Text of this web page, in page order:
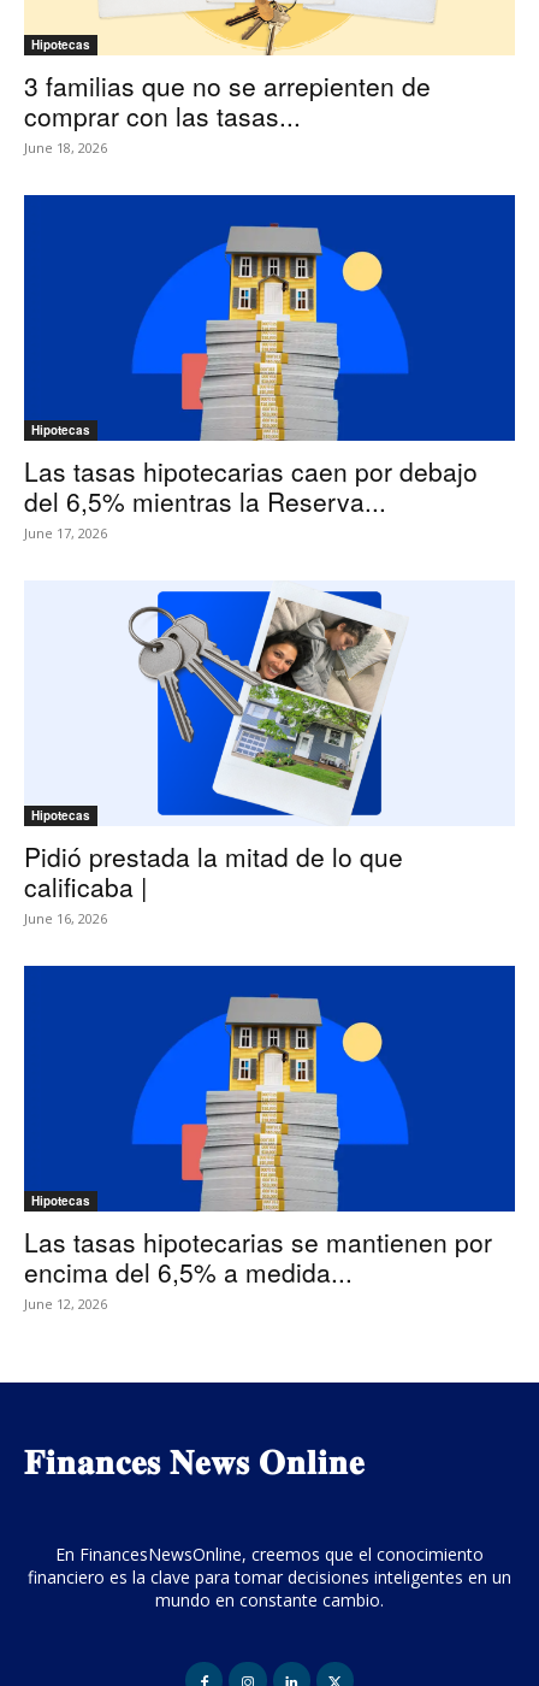
Hipotecas
3 familias que no se arrepienten de
comprar con las tasas...
June 18, 2026
Hipotecas
Las tasas hipotecarias caen por debajo
del 6,5% mientras la Reserva...
June 17, 2026
Hipotecas
Pidió prestada la mitad de lo que
calificaba |
June 16, 2026
Hipotecas
Las tasas hipotecarias se mantienen por
encima del 6,5% a medida...
June 12, 2026
𝐅𝐢𝐧𝐚𝐧𝐜𝐞𝐬 𝐍𝐞𝐰𝐬 𝐎𝐧𝐥𝐢𝐧𝐞
En FinancesNewsOnline, creemos que el conocimiento
financiero es la clave para tomar decisiones inteligentes en un
mundo en constante cambio.